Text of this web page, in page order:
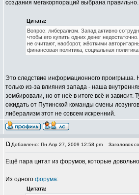
создания мегакорпораций выбрана правильно.
Цитата:
Вопрос: либерализм. Запад активно
чтобы его купить одних денег
не считают, наоборот, жёсткими
финансовая политика, социальная
Это следствие информационного проигрыша.
только из-за влияния запада - наша
зомбировали, но от неё в итоге всё и
ожидать от Путинской команды смены
либерализм этот не совсем искренний.
Добавлено: Пн Апр 27, 2009 12:58 pm Заголовок
Ещё пара цитат из форумов, которые
Из одного форума:
Цитата: